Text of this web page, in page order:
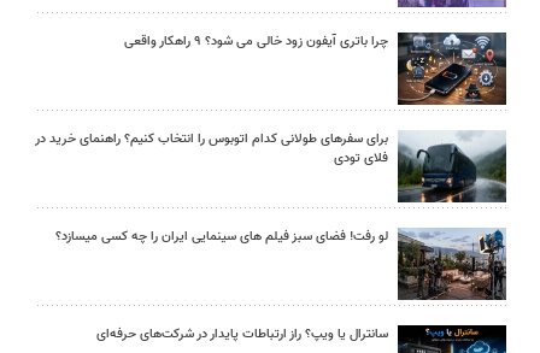
چرا باتری آیفون زود خالی می شود؟ ۹ راهکار واقعی
برای سفرهای طولانی کدام اتوبوس را انتخاب کنیم؟ راهنمای خرید در
فلای تودی
لو رفت! فضای سبز فیلم های سینمایی ایران را چه کسی میسازد؟
سانترال یا ویپ؟ راز ارتباطات پایدار در شرکت‌های حرفه‌ای